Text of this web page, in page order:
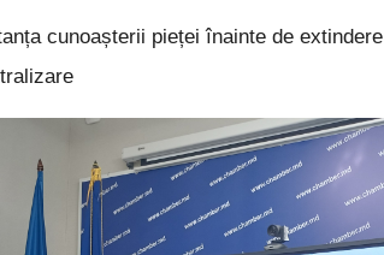
cunoașterii pieței înainte de extindere